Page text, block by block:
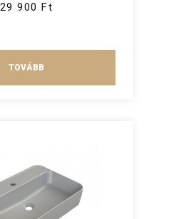
29 900 Ft
TOVÁBB